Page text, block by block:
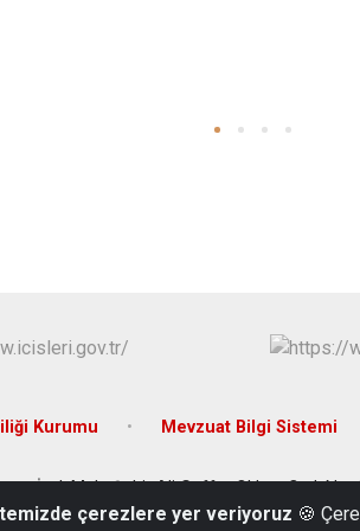
Kurumu Mevzuat Bilgi Sistemi
İsalı Mah. Şehit Ali Gaffar Okkan Cad. No:
Tel: 0326 681 51 67 Fax: 0326
çerezlere yer veriyoruz 🍪